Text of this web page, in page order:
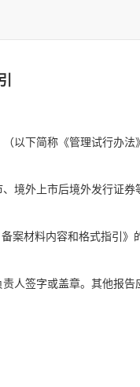
以下简称《管理试行办
境外上市后境外发行证
案材料内容和格式指引》
人签字或盖章。其他报